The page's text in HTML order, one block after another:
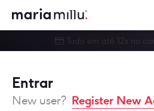
Conjunto
Calcinha
Sutiã
Entrar
New user? Register New